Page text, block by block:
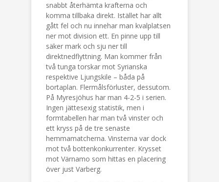
snabbt återhämta krafterna och
komma tillbaka direkt. Istället har allt
gått fel och nu innehar man kvalplatsen
ner mot division ett. En pinne upp till
säker mark och sju ner till
direktnedflyttning. Man kommer från
två tunga torskar mot Syrianska
respektive Ljungskile – båda på
bortaplan. Flermålsförluster, dessutom.
På Myresjöhus har man 4-2-5 i serien.
Ingen jättesexig statistik, men i
formtabellen har man två vinster och
ett kryss på de tre senaste
hemmamatcherna. Vinsterna var dock
mot två bottenkonkurrenter. Krysset
mot Värnamo som hittas en placering
över just Varberg.